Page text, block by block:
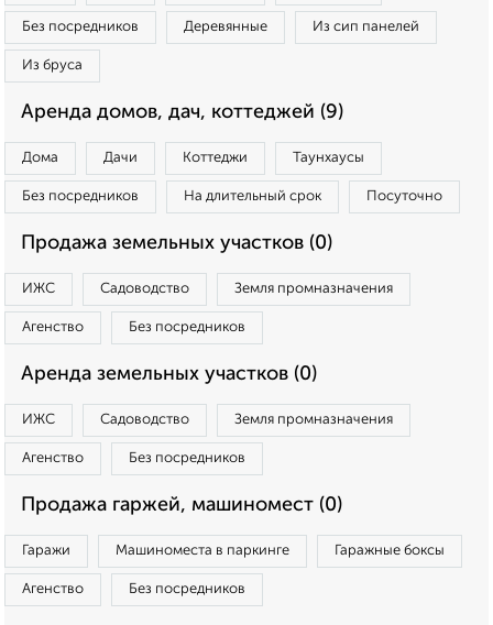
Без посредников Деревянные Из сип панелей
Из бруса
Аренда домов, дач, коттеджей (9)
Дома Дачи Коттеджи Таунхаусы
Без посредников На длительный срок Посуточно
Продажа земельных участков (0)
ИЖС Садоводство Земля промназначения
Агенство Без посредников
Аренда земельных участков (0)
ИЖС Садоводство Земля промназначения
Агенство Без посредников
Продажа гаржей, машиномест (0)
Гаражи Машиноместа в паркинге Гаражные боксы
Агенство Без посредников